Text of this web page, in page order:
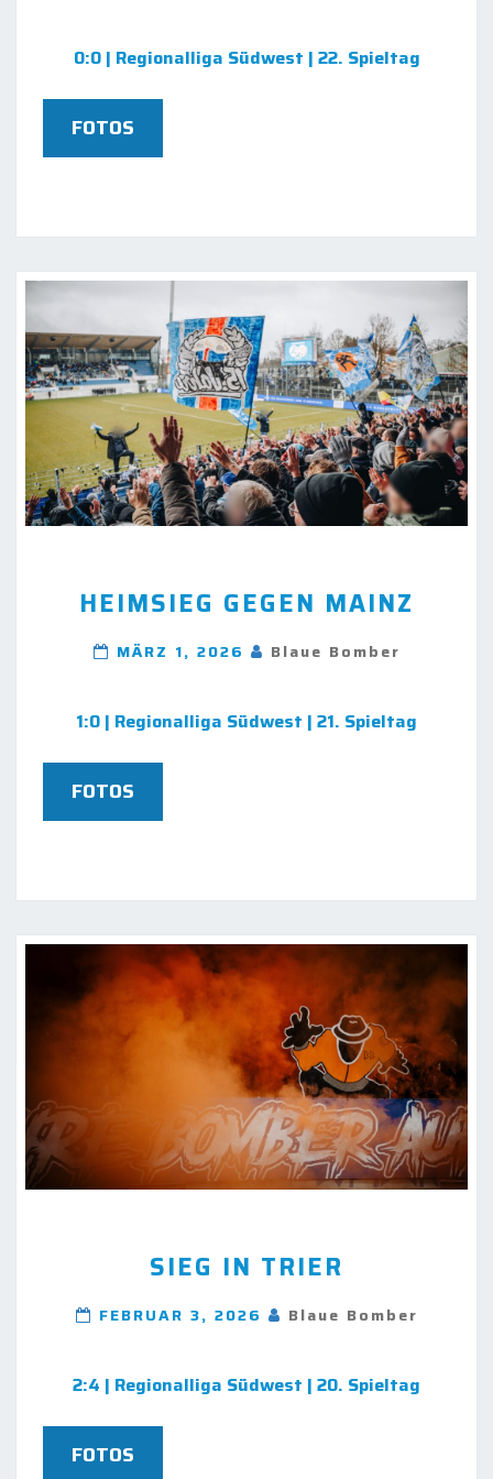
0:0 | Regionalliga Südwest | 22. Spieltag
FOTOS
GEGEN
HEIMSIEG GEGEN MAINZ
MÄRZ 1, 2026 Blaue Bomber
1:0 | Regionalliga Südwest | 21. Spieltag
FOTOS
IN
SIEG IN TRIER
FEBRUAR 3, 2026 Blaue Bomber
2:4 | Regionalliga Südwest | 20. Spieltag
FOTOS